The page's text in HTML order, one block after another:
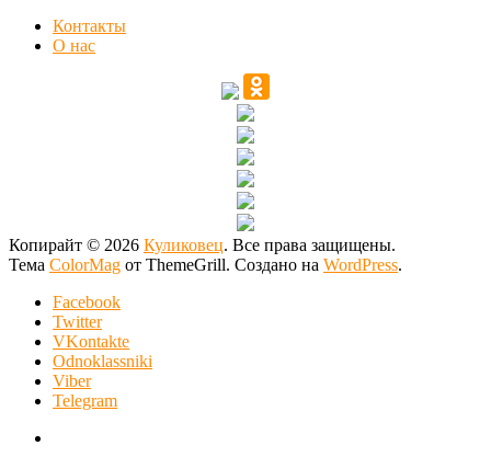
Контакты
О нас
Копирайт © 2026 Куликовец. Все права защищены.
Тема ColorMag от ThemeGrill. Создано на WordPress.
Facebook
Twitter
VKontakte
Odnoklassniki
Viber
Telegram